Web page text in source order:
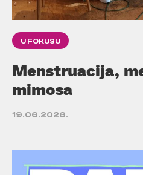
U FOKUSU
Menstruacija,
mimosa
19.06.2026.